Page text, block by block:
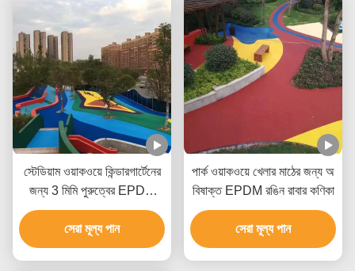
স্টেডিয়াম ওয়াকওয়ে কিন্ডারগার্টেনের
জন্য 3 মিমি পুরুত্বের EPDM
রাবার গ্রানুল পেলেট
সেরা মূল্য পান
পার্ক ওয়াকওয়ে খেলার মাঠের জন্য অ
বিষাক্ত EPDM রঙিন রাবার কণিকা
সেরা মূল্য পান